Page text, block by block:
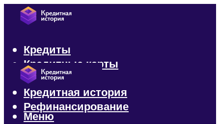
Кредиты
Кредитные карты
Микрозаймы
Кредитная история
Рефинансирование
Меню